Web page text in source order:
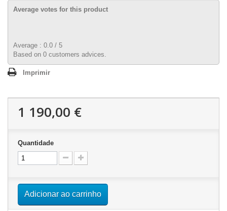
Average votes for this product
Average : 0.0 / 5
Based on 0 customers advices.
Imprimir
1 190,00 €
Quantidade
Adicionar ao carrinho